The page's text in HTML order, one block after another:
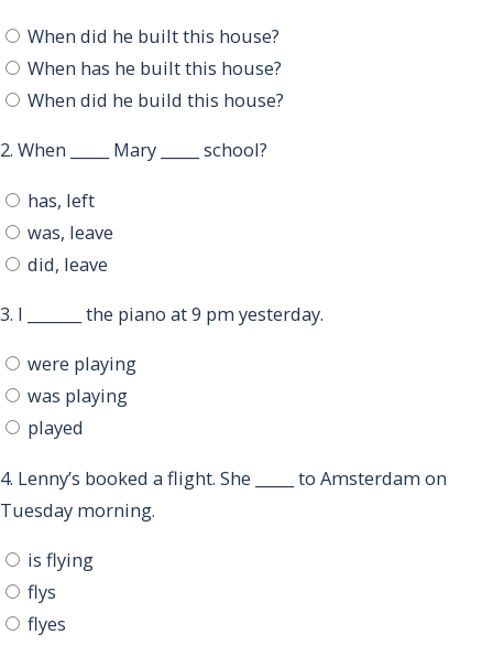
When did he built this house?
When has he built this house?
When did he build this house?
2. When _____ Mary _____ school?
has, left
was, leave
did, leave
3. I _______ the piano at 9 pm yesterday.
were playing
was playing
played
4. Lenny’s booked a flight. She _____ to Amsterdam on
Tuesday morning.
is flying
flys
flyes